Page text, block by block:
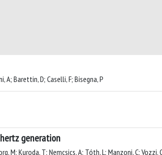
A; Barettin, D; Caselli, F; Bisegna, P
generation
M; Kuroda, T; Nemcsics, A; Tóth, L; Manzoni, C; Vozzi,